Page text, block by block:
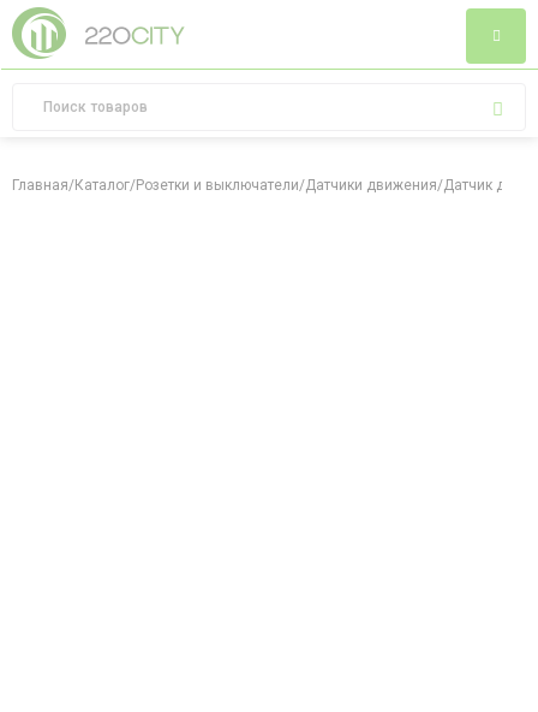
Главная/Каталог/Розетки и выключатели/Датчики движения/Датчик